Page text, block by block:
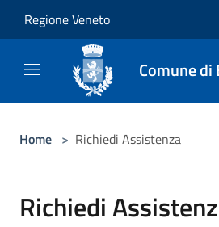
Regione Veneto
Comune
Home > Richiedi Assistenza
Richiedi